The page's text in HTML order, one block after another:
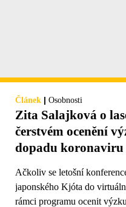
Článek | Osobnosti
Zita Salajková o
čerstvém ocenění
dopadu
Ačkoliv se letošní
japonského Kjóta do
rámci programu ocenit